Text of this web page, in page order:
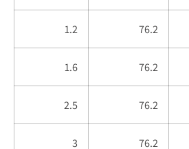
76.2
1.2
76.2
1.6
76.2
2.5
76.2
3